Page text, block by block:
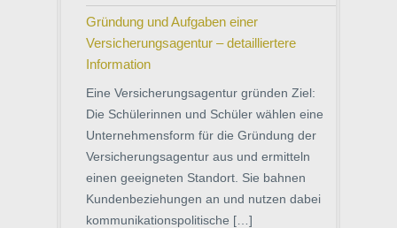
Gründung und Aufgaben einer
Versicherungsagentur – detailliertere
Information
Eine Versicherungsagentur gründen Ziel:
Die Schülerinnen und Schüler wählen eine
Unternehmensform für die Gründung der
Versicherungsagentur aus und ermitteln
einen geeigneten Standort. Sie bahnen
Kundenbeziehungen an und nutzen dabei
kommunikationspolitische […]